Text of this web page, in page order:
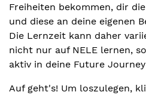
Freiheiten bekommen, dir
und diese an deine eigenen
Die Lernzeit kann daher
nicht nur auf NELE lernen,
aktiv in deine Future
Auf geht's! Um loszulegen,